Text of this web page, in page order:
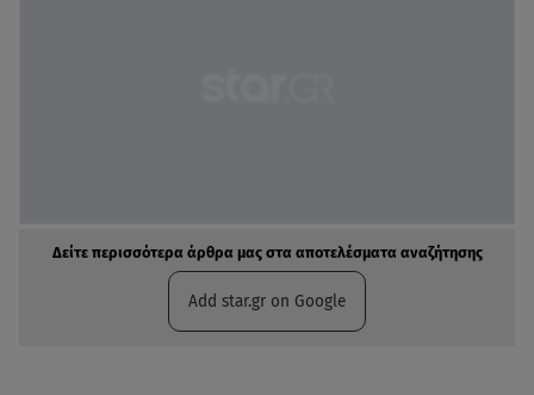
Δείτε περισσότερα άρθρα μας στα αποτελέσματα αναζήτησης
Add star.gr on Google